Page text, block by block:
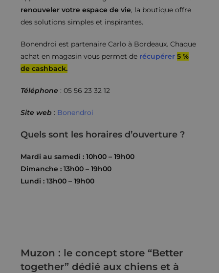
renouveler votre espace de vie, la boutique offre
des solutions simples et inspirantes.
Bonendroi est partenaire Carlo à Bordeaux. Chaque
achat en magasin vous permet de récupérer5 %
de cashback.
Téléphone : 05 56 23 32 12
Site web : Bonendroi
Quels sont les horaires d’ouverture ?
Mardi au samedi : 10h00 – 19h00
Dimanche : 13h00 – 19h00
Lundi : 13h00 – 19h00
Muzon : le concept store “Better
together” dédié aux chiens et à